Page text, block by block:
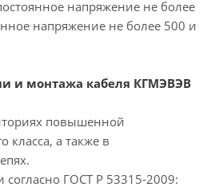
напряжение не более
напряжение не более 500 и
и монтажа кабеля КГМЭВЭВ
повышенной
класса, а также в
согласно ГОСТ Р 53315-2009: